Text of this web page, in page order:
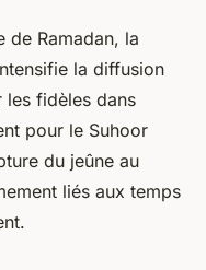
de Ramadan, la
la diffusion
les fidèles dans
pour le Suhoor
du jeûne au
liés aux temps